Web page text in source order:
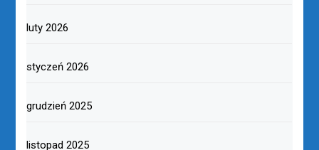
luty 2026
styczeń 2026
grudzień 2025
listopad 2025